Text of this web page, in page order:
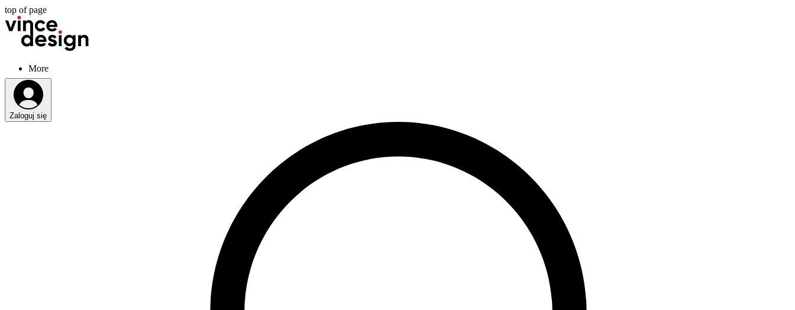
top of page
More
Zaloguj się